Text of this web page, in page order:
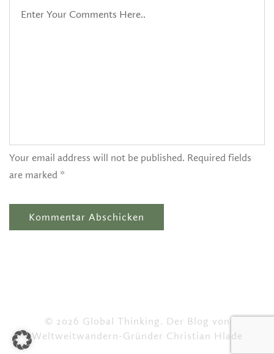
Your email address will not be published. Required fields
are marked *
© 2026 Global Thinking. Der Blog von
Weltweitwandern-Gründer Christian Hlade